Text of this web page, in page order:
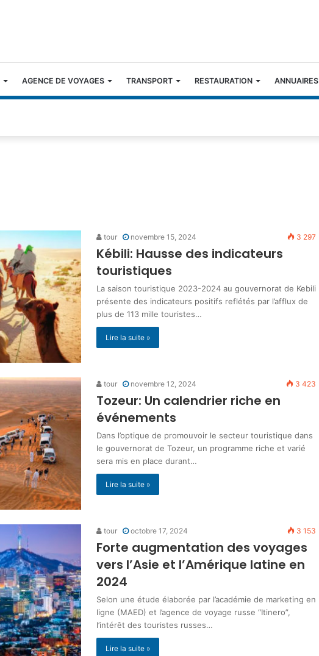
AGENCE DE VOYAGES TRANSPORT RESTAURATION ANNUAIRES
tour novembre 15, 2024 3 297
Kébili: Hausse des indicateurs
touristiques
La saison touristique 2023-2024 au gouvernorat de Kebili
présente des indicateurs positifs reflétés par l’afflux de
plus de 113 mille touristes…
Lire la suite »
tour novembre 12, 2024 3 423
Tozeur: Un calendrier riche en
événements
Dans l’optique de promouvoir le secteur touristique dans
le gouvernorat de Tozeur, un programme riche et varié
sera mis en place durant…
Lire la suite »
tour octobre 17, 2024 3 153
Forte augmentation des voyages
vers l’Asie et l’Amérique latine en
2024
Selon une étude élaborée par l’académie de marketing en
ligne (MAED) et l’agence de voyage russe “Itinero”,
l’intérêt des touristes russes…
Lire la suite »